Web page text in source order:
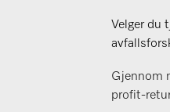
Velger du
Gjennom
profit-